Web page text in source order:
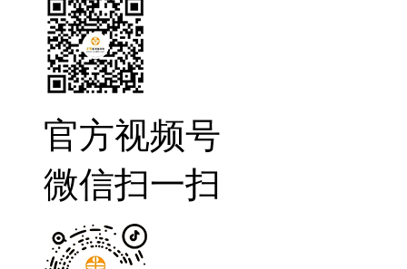
官方视频号
微信扫一扫